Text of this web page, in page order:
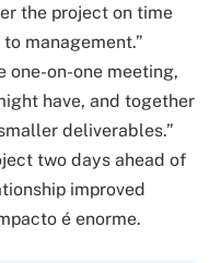
the project on time
management.”
one-on-one meeting,
have, and together
deliverables.”
two days ahead of
improved
é enorme.